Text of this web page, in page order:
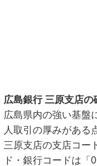
広島銀行 三原支店の
広島県内の強い基盤
人取引の厚みがある
三原支店の支店コー
ド・銀行コードは「